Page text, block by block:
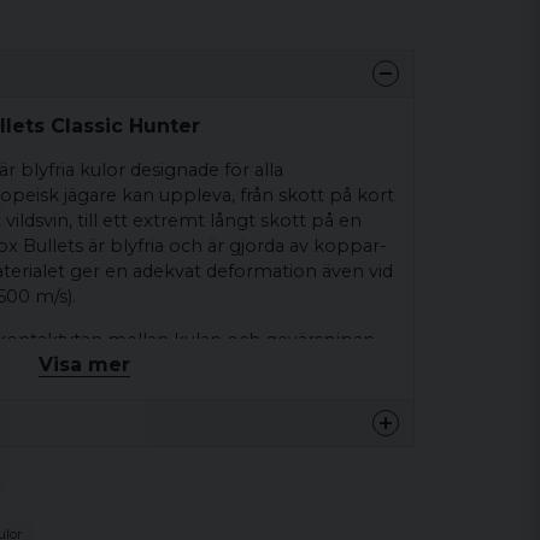
Classic Hunter
blyfria kulor designade för alla
jägare kan uppleva, från skott på kort
till ett extremt långt skott på en
Bullets är blyfria och är gjorda av koppar-
ger en adekvat deformation även vid
m/s).
mellan kulan och gevärspipan,
hastigheten. Graden av deformation
toppen av kulan. Spetsen är gjord av
ballistiken såväl som terminaleffekten.
av energi från kulan till djuret. Allt detta
stoppeffekt.
Visa mer